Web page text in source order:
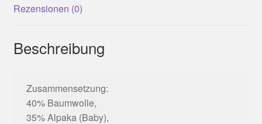
Rezensionen (0)
Beschreibung
Zusammensetzung:
40% Baumwolle,
35% Alpaka (Baby),